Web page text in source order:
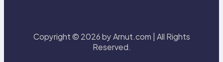
Copyright © 2026 by Arnut.com | All Rights
Reserved.